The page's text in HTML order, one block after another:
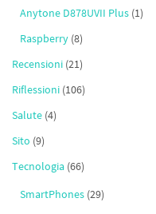
Anytone D878UVII Plus (1)
Raspberry (8)
Recensioni (21)
Riflessioni (106)
Salute (4)
Sito (9)
Tecnologia (66)
SmartPhones (29)